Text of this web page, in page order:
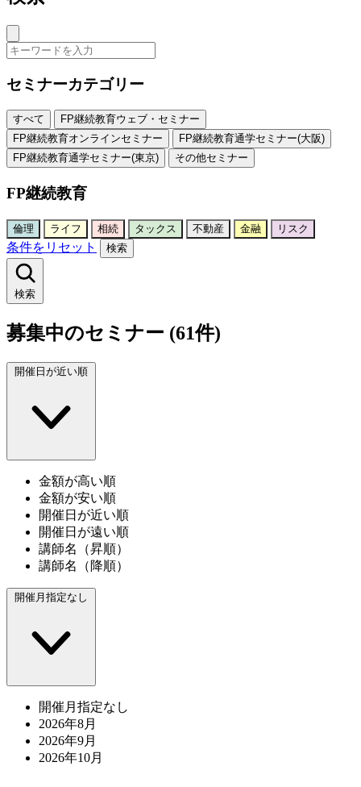
セミナーカテゴリー
すべて
FP継続教育ウェブ・セミナー
FP継続教育オンラインセミナー
FP継続教育通学セミナー(大阪)
FP継続教育通学セミナー(東京)
その他セミナー
FP継続教育
倫理 ライフ 相続 タックス 不動産 金融 リスク
条件をリセット 検索
検索
募集中のセミナー (61件)
開催日が近い順
金額が高い順
金額が安い順
開催日が近い順
開催日が遠い順
講師名（昇順）
講師名（降順）
開催月指定なし
開催月指定なし
2026年8月
2026年9月
2026年10月